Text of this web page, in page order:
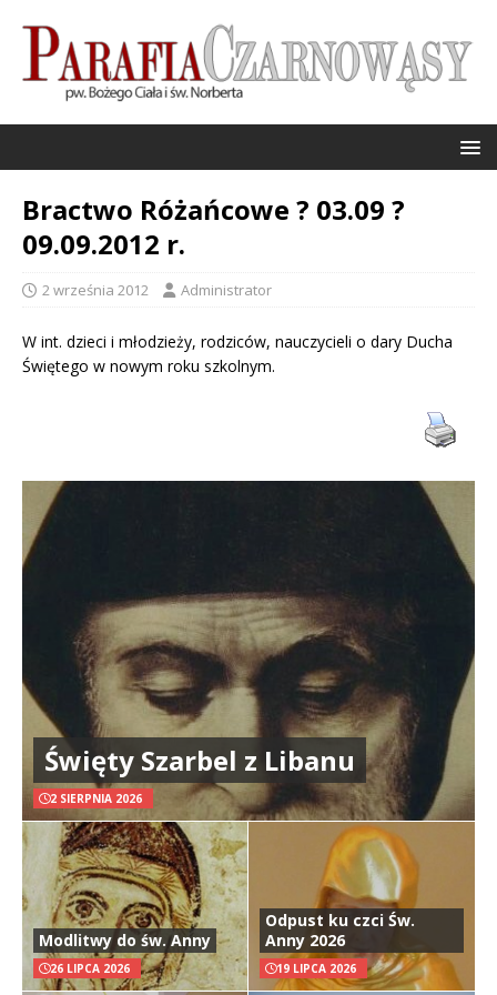
Bractwo Różańcowe ? 03.09 ?
09.09.2012 r.
2 września 2012 Administrator
W int. dzieci i młodzieży, rodziców, nauczycieli o dary Ducha
Świętego w nowym roku szkolnym.
Święty Szarbel z Libanu
2 SIERPNIA 2026
Modlitwy do św. Anny
26 LIPCA 2026
Odpust ku czci Św.
Anny 2026
19 LIPCA 2026